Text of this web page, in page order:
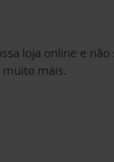
loja online e não
mais.